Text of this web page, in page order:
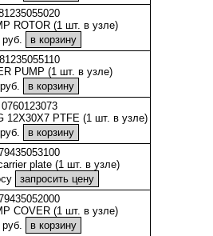
ROTOR (1 шт. в узле)
81235055110
PUMP (1 шт. в узле)
0760123073
12X30X7 PTFE (1 шт. в узле)
plate (1 шт. в узле)
COVER (1 шт. в узле)